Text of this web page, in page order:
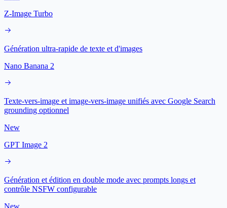
Z-Image Turbo
Génération ultra-rapide de texte et d'images
Nano Banana 2
Texte-vers-image et image-vers-image unifiés avec Google Search
grounding optionnel
New
GPT Image 2
Génération et édition en double mode avec prompts longs et
contrôle NSFW configurable
New